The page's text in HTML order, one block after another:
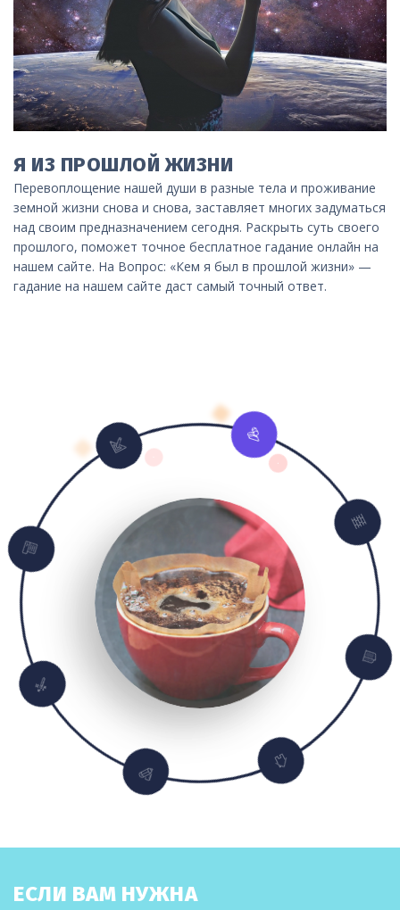
Я ИЗ ПРОШЛОЙ ЖИЗНИ
Перевоплощение нашей души в разные тела и проживание
земной жизни снова и снова, заставляет многих задуматься
над своим предназначением сегодня. Раскрыть суть своего
прошлого, поможет точное бесплатное гадание онлайн на
нашем сайте. На Вопрос: «Кем я был в прошлой жизни» —
гадание на нашем сайте даст самый точный ответ.
НА
КОФЕЙНОЙ
ГУЩЕ
ЕСЛИ ВАМ НУЖНА